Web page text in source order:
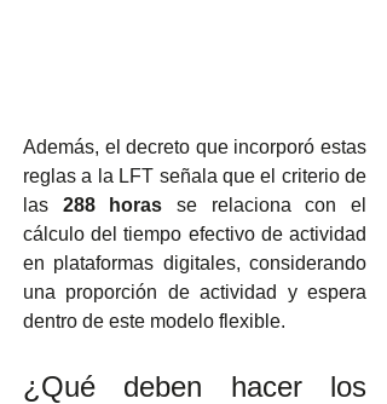
Además, el decreto que incorporó estas
reglas a la LFT señala que el criterio de
las 288 horas se relaciona con el
cálculo del tiempo efectivo de actividad
en plataformas digitales, considerando
una proporción de actividad y espera
dentro de este modelo flexible.
¿Qué deben hacer los